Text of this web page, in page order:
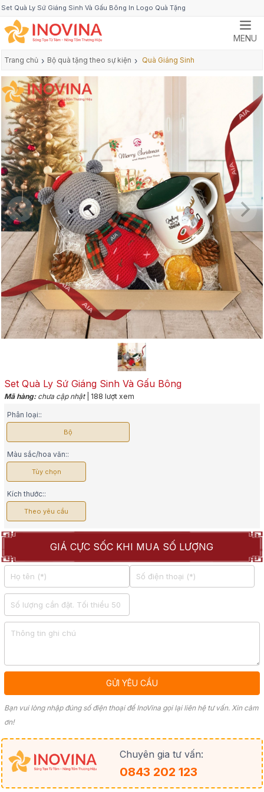
Set Quà Ly Sứ Giáng Sinh Và Gấu Bông In Logo Quà Tặng
MENU
Trang chủ › Bộ quà tặng theo sự kiện › Quà Giáng Sinh
Set Quà Ly Sứ Giáng Sinh Và Gấu Bông
Mã hàng:chưa cập nhật| 188 lượt xem
Phân loại::
Bộ
Màu sắc/hoa văn::
Tùy chọn
Kích thước::
Theo yêu cầu
GIÁ CỰC SỐC KHI MUA SỐ LƯỢNG
Bạn vui lòng nhập đúng số điện thoại để InoVina gọi lại liên hệ tư vấn. Xin cảm
ơn!
Chuyên gia tư vấn:
0843 202 123